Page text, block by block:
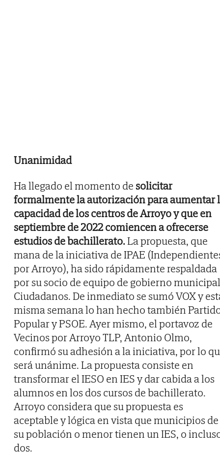
Unanimidad
Ha llegado el momento desolicitar
formalmente la autorización para aumentar
capacidad de los centros de Arroyo y que en
septiembre de 2022 comiencen a ofrecerse
estudios de bachillerato.La propuesta, que
mana de la iniciativa de IPAE
por Arroyo), ha sido rápidamente respaldada
por su socio de equipo de gobierno
Ciudadanos. De inmediato se sumó VOX y
misma semana lo han hecho también
Popular y PSOE. Ayer mismo, el portavoz de
Vecinos por Arroyo TLP, Antonio Olmo,
confirmó su adhesión a la iniciativa, por lo
será unánime. La propuesta consiste en
transformar el IESO en IES y dar cabida a los
alumnos en los dos cursos de bachillerato.
Arroyo considera que su propuesta es
aceptable y lógica en vista que municipios de
su población o menor tienen un IES, o
dos.